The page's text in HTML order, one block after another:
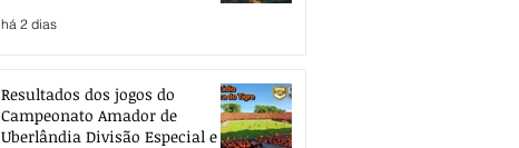
há 2 dias
Resultados dos jogos do
Campeonato Amador de
Uberlândia Divisão Especial e de